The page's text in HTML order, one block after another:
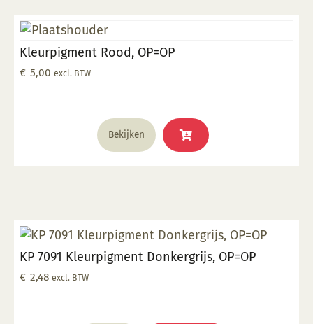
Kleurpigment Rood, OP=OP
€ 5,00 excl. BTW
Bekijken
KP 7091 Kleurpigment Donkergrijs, OP=OP
€ 2,48 excl. BTW